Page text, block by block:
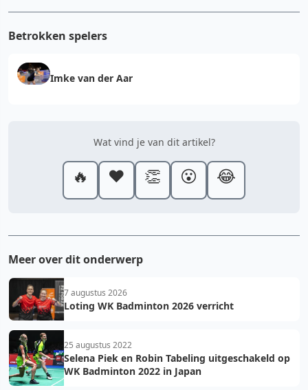
Betrokken spelers
Imke van der Aar
Wat vind je van dit artikel?
🔥 ❤️ 👏 😮 😂
Meer over dit onderwerp
7 augustus 2026
Loting WK Badminton 2026 verricht
25 augustus 2022
Selena Piek en Robin Tabeling uitgeschakeld op
WK Badminton 2022 in Japan